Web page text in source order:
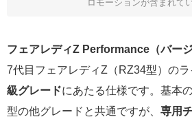
ロモーションが含まれて
フェアレディZ Performance（バージ
7代目フェアレディZ（RZ34型）の
級グレードにあたる仕様です。基本
型の他グレードと共通ですが、 専用